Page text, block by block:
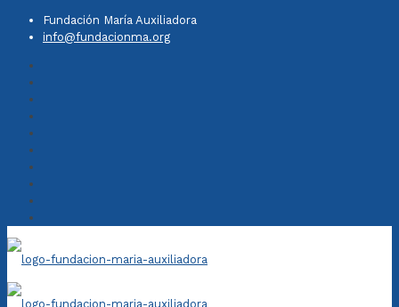
Fundación María Auxiliadora
info@fundacionma.org